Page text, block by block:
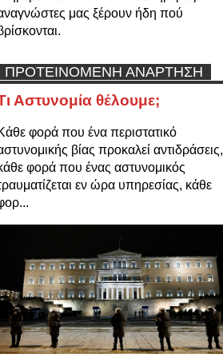
μας ξέρουν ήδη πού
ΠΡΟΤΕΙΝΟΜΕΝΗ ΑΝΑΡΤΗΣΗ
Αστυνομία θέλουμε;
φορά που ένα περιστατικό
βίας προκαλεί αντιδράσεις,
φορά που ένας αστυνομικός
εν ώρα υπηρεσίας, κάθε